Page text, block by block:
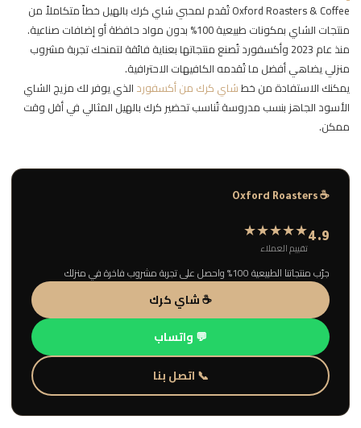
Oxford Roasters & Coffee تُقدم لمحبي شاي كرك بالهيل خطاً متكاملاً من
منتجات الشاي بمكونات طبيعية 100% بدون مواد حافظة أو إضافات صناعية.
منذ عام 2023 وأكسفورد تُصنع منتجاتها بعناية فائقة لتمنحك تجربة مشروب
منزلي يضاهي أفضل ما تُقدمه الكافيهات الاحترافية.
يمكنك الاستفادة من خطشاي كرك من أكسفورد الذي يوفر لك مزيج الشاي
الأسود الجاهز بنسب مدروسة تُناسب تحضير كرك بالهيل المثالي في أقل وقت
ممكن.
☕ Oxford Roasters
4.9
★★★★★
تقييم العملاء
جرّب منتجاتنا الطبيعية 100% واحصل على تجربة مشروب فاخرة في منزلك
☕ شاي كرك
💬 واتساب
📞 اتصل بنا